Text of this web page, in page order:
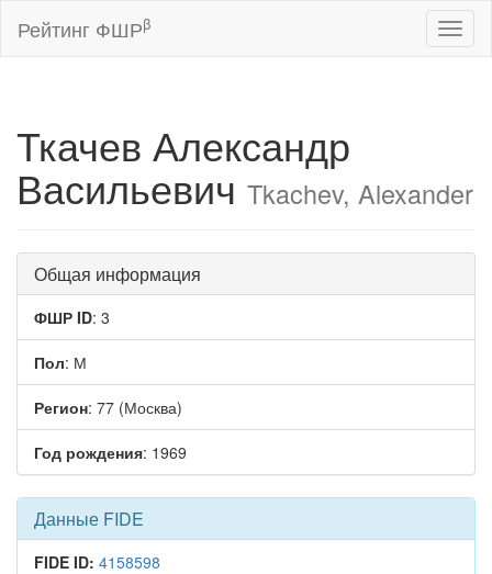
Рейтинг ФШРβ
Ткачев Александр
Васильевич Tkachev, Alexander
Общая информация
ФШР ID: 3
Пол: М
Регион: 77 (Москва)
Год рождения: 1969
Данные FIDE
FIDE ID: 4158598